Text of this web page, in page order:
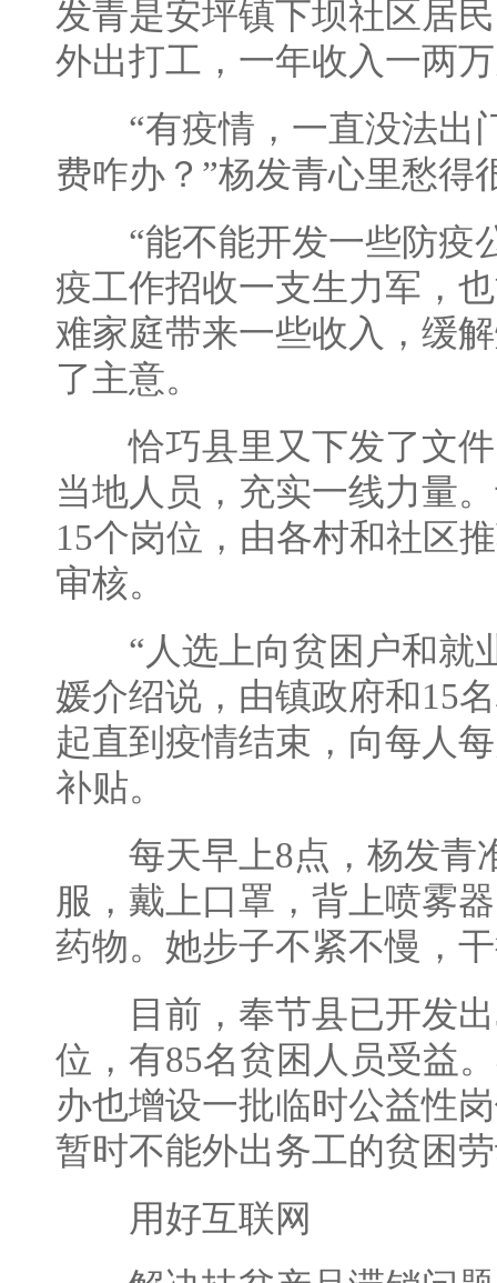
发青是安坪镇下坝社区居
外出打工，一年收入一两
“有疫情，一直没法出
费咋办？”杨发青心里愁得
“能不能开发一些防疫
疫工作招收一支生力军，
难家庭带来一些收入，缓
了主意。
恰巧县里又下发了文件
当地人员，充实一线力量
15个岗位，由各村和社区
审核。
“人选上向贫困户和就
媛介绍说，由镇政府和15
起直到疫情结束，向每人
补贴。
每天早上8点，杨发青
服，戴上口罩，背上喷雾
药物。她步子不紧不慢，
目前，奉节县已开发出
位，有85名贫困人员受益
办也增设一批临时公益性
暂时不能外出务工的贫困
用好互联网